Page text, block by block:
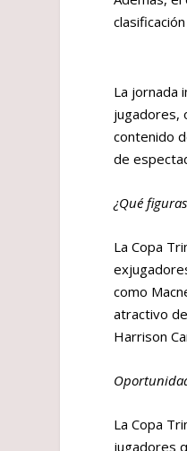
La jornada
jugadores,
contenido
de
¿Qué
La Copa
como
atractivo
Harrison
La Copa
jugadores